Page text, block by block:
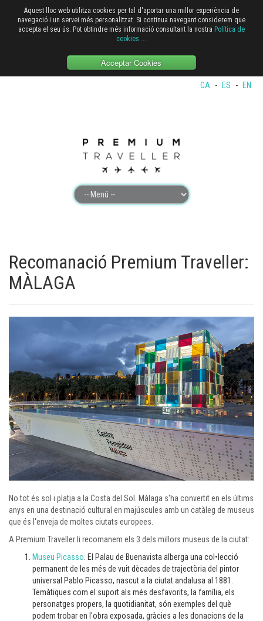
Aquest lloc web utilitza cookies per tal d'aportar una millor experiència de
navegació i un servei més personalitzat. Si continua navegant considerem que
accepta el seu ús. Pot obtindre més informació consultant la nostra Política de
cookies ...
Acceptar Cookies
CA - ES - EN
Recomanació Premium Traveller:
MÀLAGA
No tot és sol i platja a la Costa del Sol. Màlaga s'ha convertit en els últims
anys en una destinació cultural en majúscules amb un catàleg de museus
que és l'enveja de moltes ciutats europees.
A Premium Traveller li recomanem els 3 dels millors museus de la ciutat:
Museu Picasso . El Palau de Buenavista alberga una col•lecció
permanent de les més de vuit dècades de trajectòria del pintor
universal Pablo Picasso, nascut a la ciutat andalusa al 1881.
Temàtiques com el suport als més desfavorits, la família, els
personatges propers, la quotidianitat, són exemples del què
podem trobar en l'obra exposada, gràcies a les donacions de la